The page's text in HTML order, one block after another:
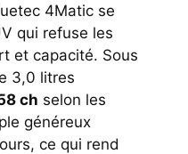
4Matic se
qui refuse les
et capacité. Sous
3,0 litres
ch selon les
généreux
ce qui rend